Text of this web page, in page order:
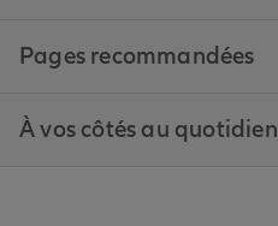
Pages recommandées
À vos côtés au quotidien